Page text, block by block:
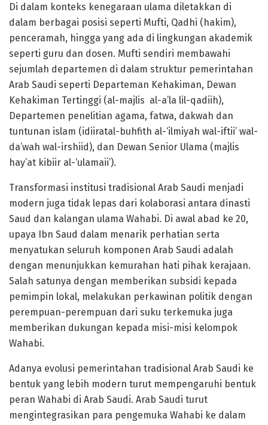
Di dalam konteks kenegaraan ulama diletakkan di
dalam berbagai posisi seperti Mufti, Qadhi (hakim),
penceramah, hingga yang ada di lingkungan akademik
seperti guru dan dosen. Mufti sendiri membawahi
sejumlah departemen di dalam struktur pemerintahan
Arab Saudi seperti Departeman Kehakiman, Dewan
Kehakiman Tertinggi (al-majlis al-a’la lil-qadiih),
Departemen penelitian agama, fatwa, dakwah dan
tuntunan islam (idiiratal-buhfith al-‘ilmiyah wal-iftii’ wal-
da’wah wal-irshiid), dan Dewan Senior Ulama (majlis
hay’at kibiir al-‘ulamaii’).
Transformasi institusi tradisional Arab Saudi menjadi
modern juga tidak lepas dari kolaborasi antara dinasti
Saud dan kalangan ulama Wahabi. Di awal abad ke 20,
upaya Ibn Saud dalam menarik perhatian serta
menyatukan seluruh komponen Arab Saudi adalah
dengan menunjukkan kemurahan hati pihak kerajaan.
Salah satunya dengan memberikan subsidi kepada
pemimpin lokal, melakukan perkawinan politik dengan
perempuan-perempuan dari suku terkemuka juga
memberikan dukungan kepada misi-misi kelompok
Wahabi.
Adanya evolusi pemerintahan tradisional Arab Saudi ke
bentuk yang lebih modern turut mempengaruhi bentuk
peran Wahabi di Arab Saudi. Arab Saudi turut
mengintegrasikan para pengemuka Wahabi ke dalam